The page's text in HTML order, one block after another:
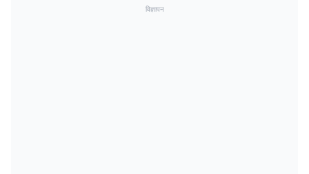
विज्ञापन